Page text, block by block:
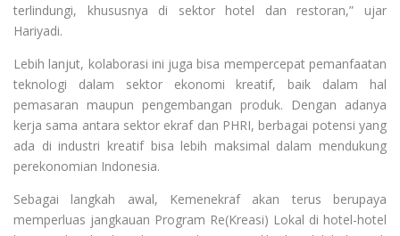
terlindungi, khususnya di sektor hotel dan restoran,” ujar
Hariyadi.
Lebih lanjut, kolaborasi ini juga bisa mempercepat pemanfaatan
teknologi dalam sektor ekonomi kreatif, baik dalam hal
pemasaran maupun pengembangan produk. Dengan adanya
kerja sama antara sektor ekraf dan PHRI, berbagai potensi yang
ada di industri kreatif bisa lebih maksimal dalam mendukung
perekonomian Indonesia.
Sebagai langkah awal, Kemenekraf akan terus berupaya
memperluas jangkauan Program Re(Kreasi) Lokal di hotel-hotel